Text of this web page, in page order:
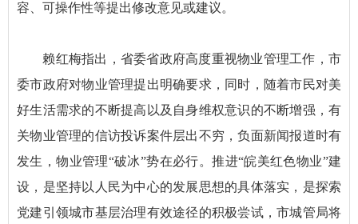
容、可操作性等提出修改意见或建议。
赖红梅指出，省委省政府高度重视物业管理工作，市
委市政府对物业管理提出明确要求，同时，随着市民对美
好生活需求的不断提高以及自身维权意识的不断增强，有
关物业管理的信访投诉案件层出不穷，负面新闻报道时有
发生，物业管理“破冰”势在必行。推进“皖美红色物业”建
设，是坚持以人民为中心的发展思想的具体落实，是探索
党建引领城市基层治理有效途径的积极尝试，市城管局将